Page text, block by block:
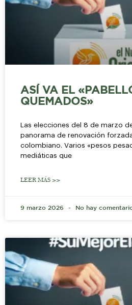
ASÍ VA EL
QUEMADOS»
Las elecciones del 8 de marzo
panorama de renovación
colombiano. Varios «pesos
mediáticas que
LEER MÁS >>
9 marzo 2026 No hay